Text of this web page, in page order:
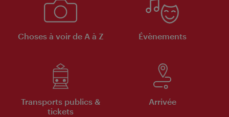
Choses à voir de A à Z Évènements
Transports publics &
tickets
Arrivée